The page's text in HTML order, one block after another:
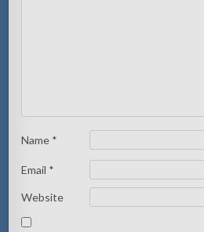
Name *
Email *
Website